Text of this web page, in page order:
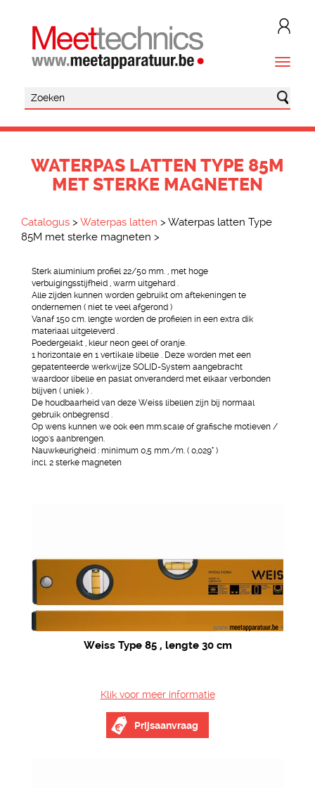
WATERPAS LATTEN TYPE 85M
MET STERKE MAGNETEN
Catalogus > Waterpas latten > Waterpas latten Type
85M met sterke magneten >
Sterk aluminium profiel 22/50 mm. , met hoge
verbuigingsstijfheid , warm uitgehard .
Alle zijden kunnen worden gebruikt om aftekeningen te
ondernemen ( niet te veel afgerond )
Vanaf 150 cm. lengte worden de profielen in een extra dik
materiaal uitgeleverd .
Poedergelakt , kleur neon geel of oranje.
1 horizontale en 1 vertikale libelle . Deze worden met een
gepatenteerde werkwijze SOLID-System aangebracht
waardoor libelle en paslat onveranderd met elkaar verbonden
blijven ( uniek ) .
De houdbaarheid van deze Weiss libellen zijn bij normaal
gebruik onbegrensd .
Op wens kunnen we ook een mm.scale of grafische motieven /
logo's aanbrengen.
Nauwkeurigheid : minimum 0,5 mm./m. ( 0,029° )
incl. 2 sterke magneten
Weiss Type 85 , lengte 30 cm
Klik voor meer informatie
Prijsaanvraag